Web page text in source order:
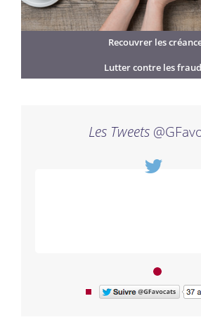
Recouvrer les
Lutter contre les
Les Tweets